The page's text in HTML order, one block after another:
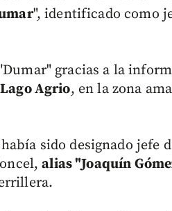
", identificado como
gracias a la
Agrio, en la zona
sido designado jefe
alias "Joaquín